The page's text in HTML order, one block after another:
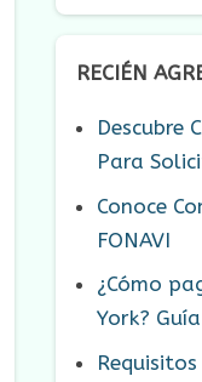
RECIÉN
Descubre
Para
Conoce
FONAVI
¿Cómo
York?